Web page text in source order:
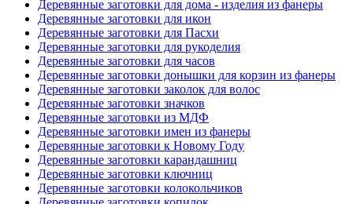
Деревянные заготовки для дома - изделия из фанеры
Деревянные заготовки для икон
Деревянные заготовки для Пасхи
Деревянные заготовки для рукоделия
Деревянные заготовки для часов
Деревянные заготовки донышки для корзин из фанеры
Деревянные заготовки заколок для волос
Деревянные заготовки значков
Деревянные заготовки из МДФ
Деревянные заготовки имен из фанеры
Деревянные заготовки к Новому Году
Деревянные заготовки карандашниц
Деревянные заготовки ключниц
Деревянные заготовки колокольчиков